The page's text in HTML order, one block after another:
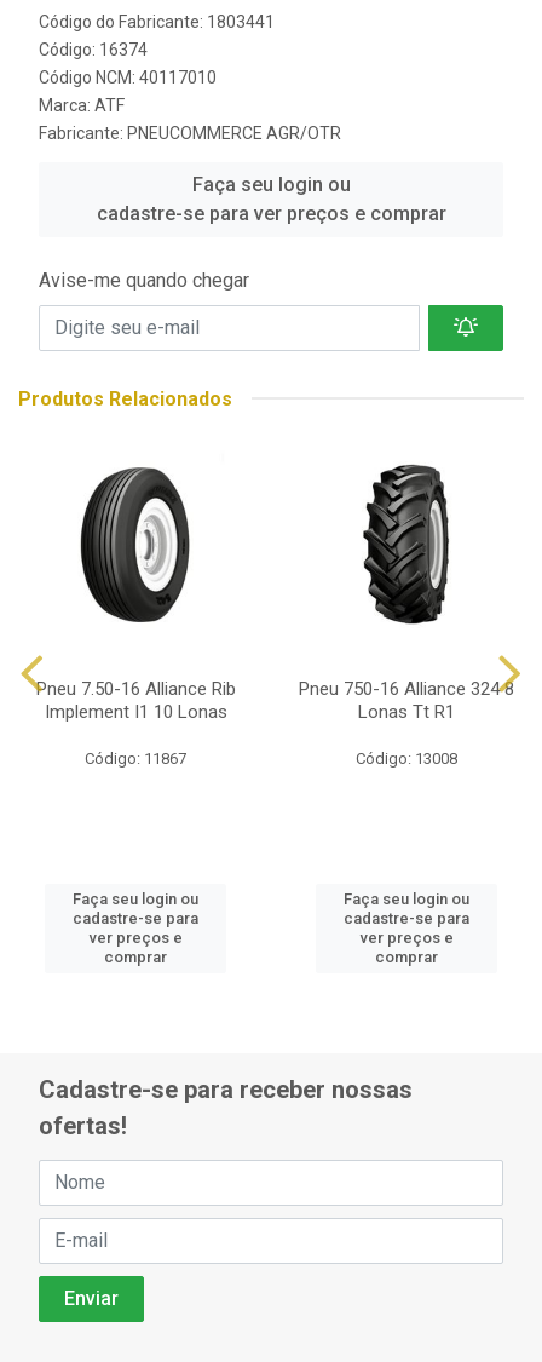
Código do Fabricante: 1803441
Código: 16374
Código NCM: 40117010
Marca: ATF
Fabricante: PNEUCOMMERCE AGR/OTR
Faça seu login ou
cadastre-se para ver preços e comprar
Avise-me quando chegar
Produtos Relacionados
Pneu 7.50-16 Alliance Rib
Implement I1 10 Lonas
Código: 11867
Faça seu login ou
cadastre-se para
ver preços e
comprar
Pneu 750-16 Alliance 324 8
Lonas Tt R1
Código: 13008
Faça seu login ou
cadastre-se para
ver preços e
comprar
Cadastre-se para receber nossas
ofertas!